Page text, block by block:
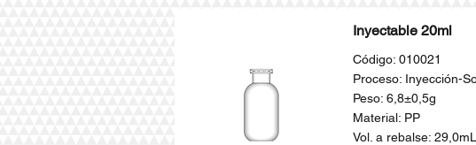
Inyectable 20ml
Código: 010021
Proceso: Inyección-
Peso: 6,8±0,5g
Material: PP
Vol. a rebalse: 29,0mL